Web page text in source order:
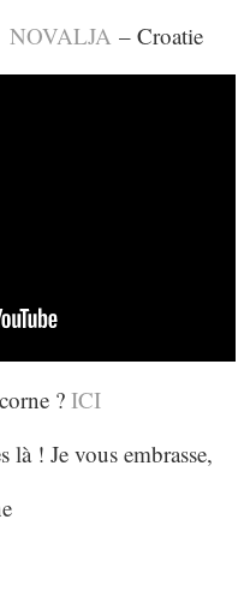
– Croatie
? ICI
là ! Je vous embrasse,